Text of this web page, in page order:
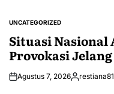
POSTED
IN
UNCATEGORIZED
Situasi Nasional
Provokasi
Agustus 7, 2026Posted